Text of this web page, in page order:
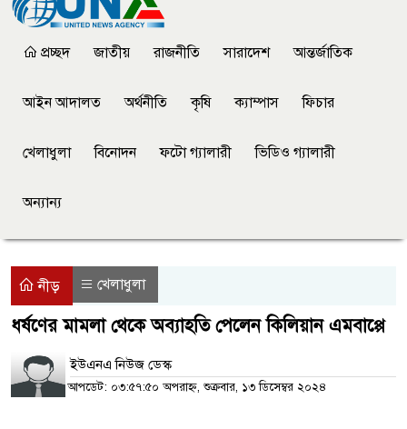
প্রচ্ছদ জাতীয় রাজনীতি সারাদেশ আন্তর্জাতিক
আইন আদালত অর্থনীতি কৃষি ক্যাম্পাস ফিচার
খেলাধুলা বিনোদন ফটো গ্যালারী ভিডিও গ্যালারী
অন্যান্য
নীড় খেলাধুলা
ধর্ষণের মামলা থেকে অব্যাহতি পেলেন কিলিয়ান এমবাপ্পে
ইউএনএ নিউজ ডেস্ক
আপডেট: ০৩:৫৭:৫০ অপরাহ্ন, শুক্রবার, ১৩ ডিসেম্বর ২০২৪